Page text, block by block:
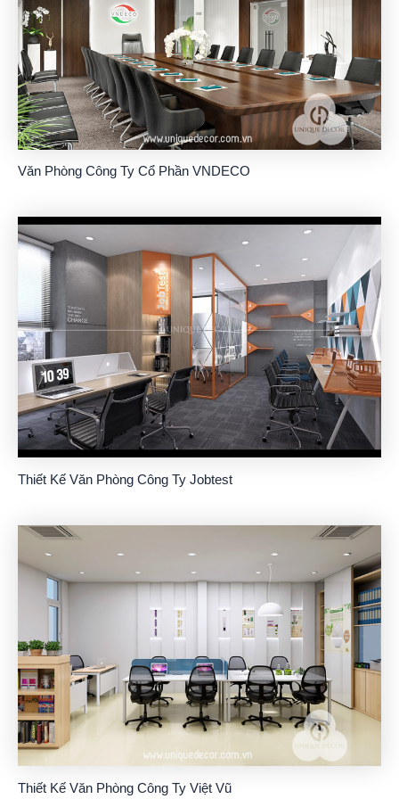
Văn Phòng Công Ty Cổ Phần VNDECO
Thiết Kế Văn Phòng Công Ty Jobtest
Thiết Kế Văn Phòng Công Ty Việt Vũ